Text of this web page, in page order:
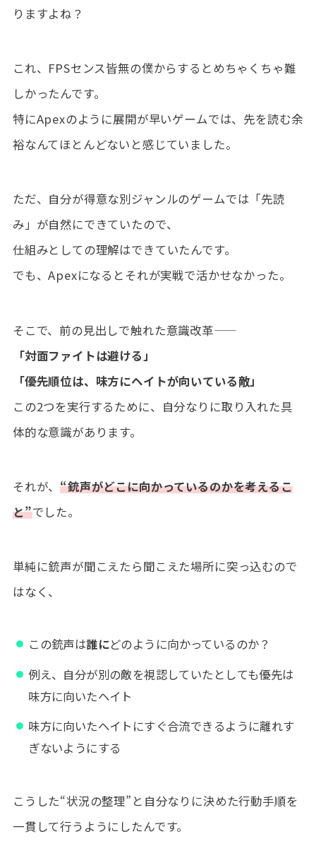
りますよね？
これ、FPSセンス皆無の僕からするとめちゃくちゃ難
しかったんです。
特にApexのように展開が早いゲームでは、先を読む余
裕なんてほとんどないと感じていました。
ただ、自分が得意な別ジャンルのゲームでは「先読
み」が自然にできていたので、
仕組みとしての理解はできていたんです。
でも、Apexになるとそれが実戦で活かせなかった。
そこで、前の見出しで触れた意識改革——
「対面ファイトは避ける」
「優先順位は、味方にヘイトが向いている敵」
この2つを実行するために、自分なりに取り入れた具
体的な意識があります。
それが、“銃声がどこに向かっているのかを考えるこ
と”でした。
単純に銃声が聞こえたら聞こえた場所に突っ込むので
はなく、
この銃声は誰にどのように向かっているのか？
例え、自分が別の敵を視認していたとしても優先は
味方に向いたヘイト
味方に向いたヘイトにすぐ合流できるように離れす
ぎないようにする
こうした“状況の整理”と自分なりに決めた行動手順を
一貫して行うようにしたんです。